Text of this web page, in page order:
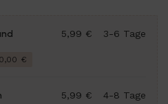
3-6 Tage
5,99 €
€
4-8 Tage
5,99 €